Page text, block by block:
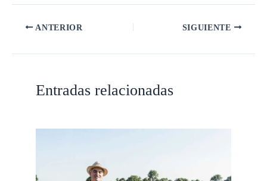
ANTERIOR SIGUIENTE
Entradas relacionadas